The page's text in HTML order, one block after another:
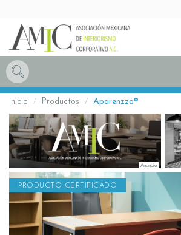
Inicio Productos Aparenzza®
PRODUCTO CERTIFICADO